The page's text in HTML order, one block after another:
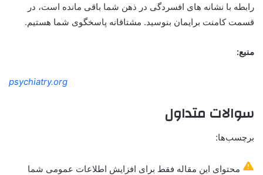
رابطه با نشانه های افسردگی در ذهن شما باقی مانده است، در
قسمت کامنت برایمان بنوسید. مشتاقانه پاسخگوی شما هستیم.
منبع:
psychiatry.org
سوالات متداول
برچسب‌ها:
محتوای این مقاله فقط برای افزایش اطلاعات عمومی شما